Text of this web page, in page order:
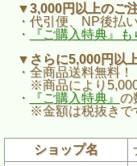
▼3,000円以上のご
・代引便、NP後払
・
『ご購入特典』
▼さらに5,000円以
・全商品送料無料！
※商品により5,000
・
『ご購入特典』 の
※金額は税抜きで
ショップ名